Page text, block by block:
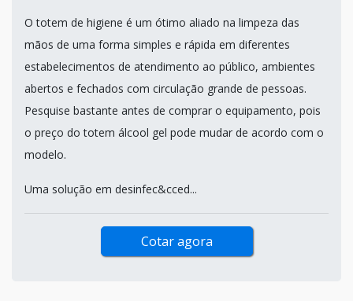
O totem de higiene é um ótimo aliado na limpeza das
mãos de uma forma simples e rápida em diferentes
estabelecimentos de atendimento ao público, ambientes
abertos e fechados com circulação grande de pessoas.
Pesquise bastante antes de comprar o equipamento, pois
o preço do totem álcool gel pode mudar de acordo com o
modelo.
Uma solução em desinfec&cced...
Cotar agora